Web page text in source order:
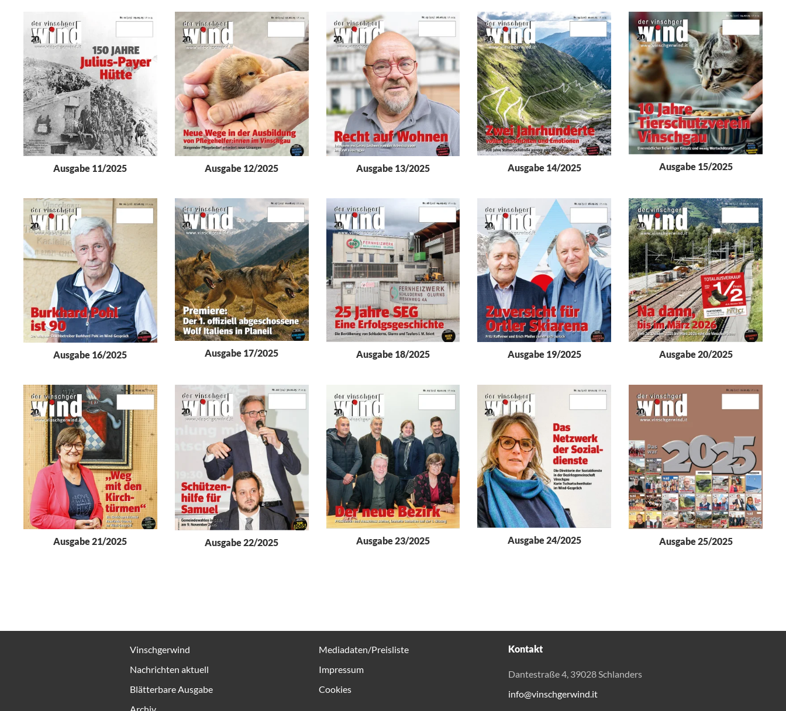
Ausgabe 11/2025 Ausgabe 12/2025 Ausgabe 13/2025 Ausgabe 14/2025 Ausgabe 15/2025
Ausgabe 16/2025 Ausgabe 17/2025 Ausgabe 18/2025 Ausgabe 19/2025 Ausgabe 20/2025
Ausgabe 21/2025 Ausgabe 22/2025 Ausgabe 23/2025 Ausgabe 24/2025 Ausgabe 25/2025
Vinschgerwind
Nachrichten aktuell
Blätterbare Ausgabe
Mediadaten/Preisliste
Impressum
Cookies
Kontakt
Dantestraße 4, 39028 Schlanders
info@vinschgerwind.it